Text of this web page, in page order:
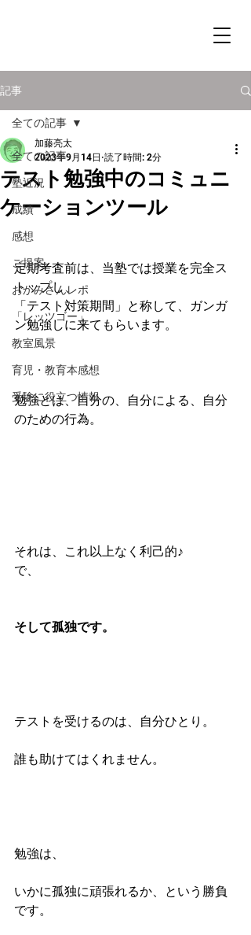
記事
全ての記事
塾近況
成績
感想
ご提案
おかみさんレポ
「レッツゴー」
教室風景
育児・教育本感想
受験に役立つ情報
全ての記事
テスト勉強中のコミュニ
ケーションツール
加藤亮太
2023年9月14日 読了時間: 2分
定期考査前は、当塾では授業を完全ス
トップし、
「テスト対策期間」と称して、ガンガ
ン勉強しに来てもらいます。
勉強とは、自分の、自分による、自分
のための行為。
それは、これ以上なく利己的♪
で、
そして孤独です。
テストを受けるのは、自分ひとり。
誰も助けてはくれません。
勉強は、
いかに孤独に頑張れるか、という勝負
です。